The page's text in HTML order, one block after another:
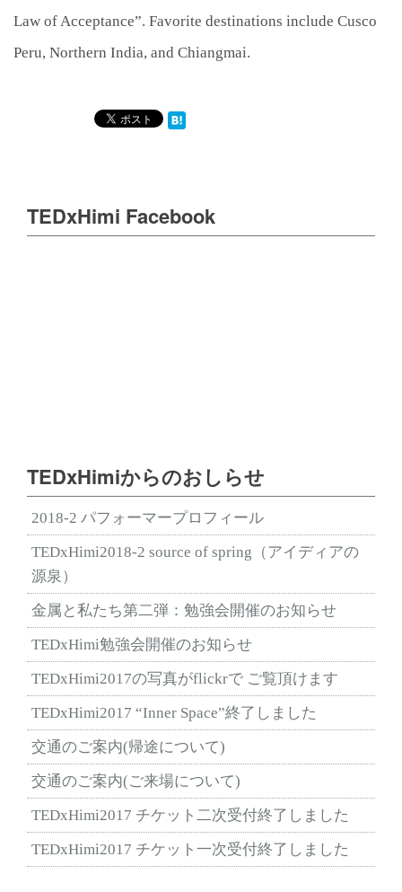
Law of Acceptance”. Favorite destinations include Cusco
Peru, Northern India, and Chiangmai.
TEDxHimi Facebook
TEDxHimiからのおしらせ
2018-2 パフォーマープロフィール
TEDxHimi2018-2 source of spring（アイディアの
源泉）
金属と私たち第二弾：勉強会開催のお知らせ
TEDxHimi勉強会開催のお知らせ
TEDxHimi2017の写真がflickrで ご覧頂けます
TEDxHimi2017 “Inner Space”終了しました
交通のご案内(帰途について)
交通のご案内(ご来場について)
TEDxHimi2017 チケット二次受付終了しました
TEDxHimi2017 チケット一次受付終了しました